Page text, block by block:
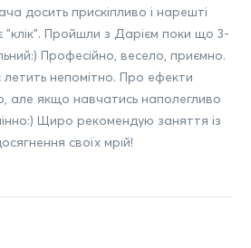
досить прискіпливо і нарешті
"клік". Пройшли з Дарієм поки що 3-
Професійно, весело, приємно.
летить непомітно. Про ефекти
але якщо навчатись наполегливо
Щиро рекомендую заняття із
своїх мрій!